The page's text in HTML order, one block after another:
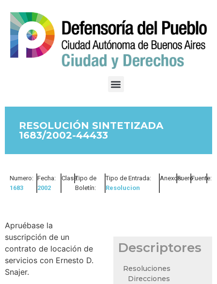
RESOLUCIÓN SINTETIZADA
1683/2002-44433
Numero:
1683
Fecha:
2002
Clase:Tipo de
Boletín:
Tipo de Entrada:
Resolucion
Anexos:Fuero:Fuente:
Apruébase la
suscripción de un
contrato de locación de
servicios con Ernesto D.
Snajer.
Descriptores
Resoluciones
Direcciones